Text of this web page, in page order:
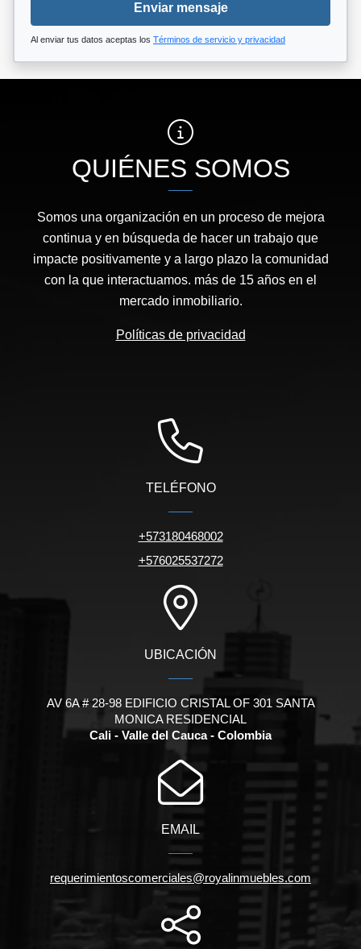
Enviar mensaje
Al enviar tus datos aceptas los Términos de servicio y privacidad
QUIÉNES SOMOS
Somos una organización en un proceso de mejora
continua y en búsqueda de hacer un trabajo que
impacte positivamente y a largo plazo la comunidad
con la que interactuamos. más de 15 años en el
mercado inmobiliario.
Políticas de privacidad
TELÉFONO
+573180468002
+576025537272
UBICACIÓN
AV 6A # 28-98 EDIFICIO CRISTAL OF 301 SANTA
MONICA RESIDENCIAL
Cali - Valle del Cauca - Colombia
EMAIL
requerimientoscomerciales@royalinmuebles.com